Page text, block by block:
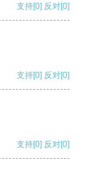
支持[0] 反对[0]
支持[0] 反对[0]
支持[0] 反对[0]